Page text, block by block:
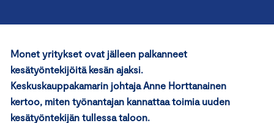
Monet yritykset ovat jälleen palkanneet
kesätyöntekijöitä kesän ajaksi.
Keskuskauppakamarin johtaja Anne Horttanainen
kertoo, miten työnantajan kannattaa toimia uuden
kesätyöntekijän tullessa taloon.